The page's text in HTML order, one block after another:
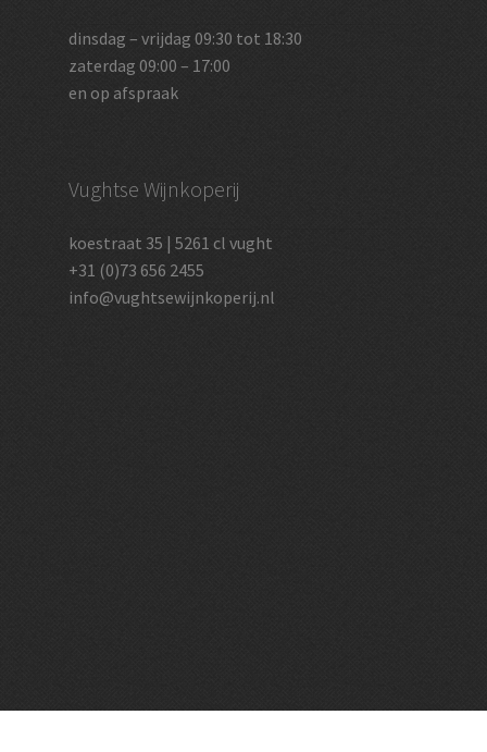
dinsdag – vrijdag 09:30 tot 18:30
zaterdag 09:00 – 17:00
en op afspraak
Vughtse Wijnkoperij
koestraat 35 | 5261 cl vught
+31 (0)73 656 2455
info@vughtsewijnkoperij.nl